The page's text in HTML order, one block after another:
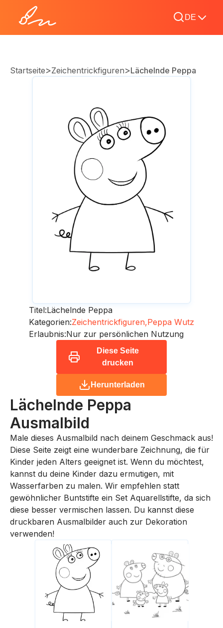
DE
Startseite>Zeichentrickfiguren>Lächelnde Peppa
Titel:Lächelnde Peppa
Kategorien:Zeichentrickfiguren,Peppa Wutz
Erlaubnis:Nur zur persönlichen Nutzung
Diese Seite
drucken
Herunterladen
Lächelnde Peppa
Ausmalbild
Male dieses Ausmalbild nach deinem Geschmack aus!
Diese Seite zeigt eine wunderbare Zeichnung, die für
Kinder jeden Alters geeignet ist. Wenn du möchtest,
kannst du deine Kinder dazu ermutigen, mit
Wasserfarben zu malen. Wir empfehlen statt
gewöhnlicher Buntstifte ein Set Aquarellstifte, da sich
diese besser vermischen lassen. Du kannst diese
druckbaren Ausmalbilder auch zur Dekoration
verwenden!